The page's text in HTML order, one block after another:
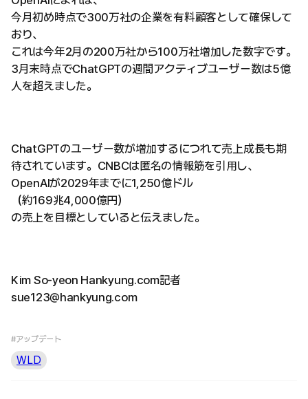
今月初め時点で300万社の企業を有料顧客として確保して
おり、
これは今年2月の200万社から100万社増加した数字です。
3月末時点でChatGPTの週間アクティブユーザー数は5億
人を超えました。
ChatGPTのユーザー数が増加するにつれて売上成長も期
待されています。CNBCは匿名の情報筋を引用し、
OpenAIが2029年までに1,250億ドル
（約169兆4,000億円）
の売上を目標としていると伝えました。
Kim So-yeon Hankyung.com記者
sue123@hankyung.com
#アップデート
WLD